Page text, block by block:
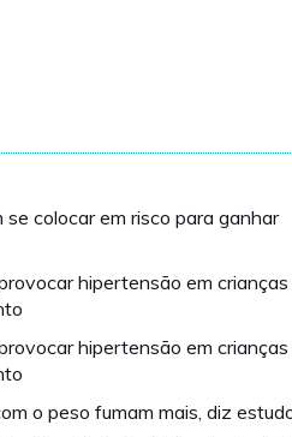
colocar em risco para ganhar
hipertensão em
hipertensão em
o peso fumam mais, diz